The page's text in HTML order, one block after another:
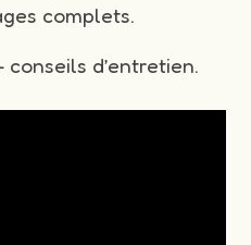
complets.
d’entretien.